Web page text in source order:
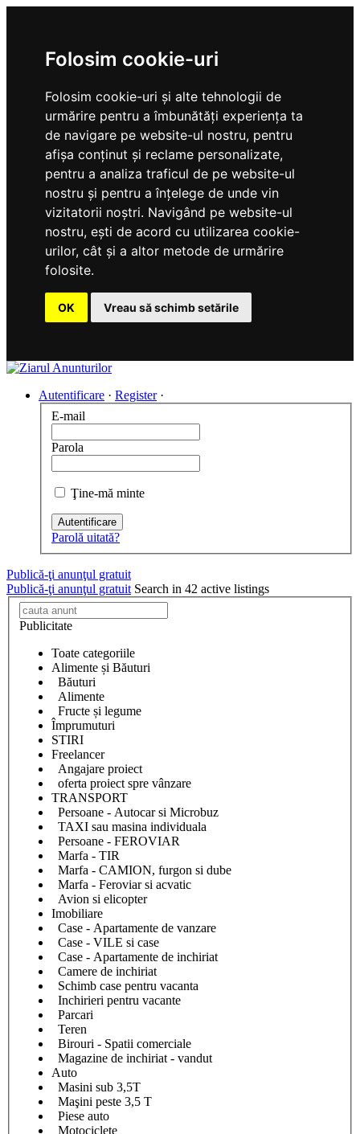
Folosim cookie-uri
Folosim cookie-uri și alte tehnologii de
urmărire pentru a îmbunătăți experiența ta
de navigare pe website-ul nostru, pentru
afișa conținut și reclame personalizate,
pentru a analiza traficul de pe website-ul
nostru și pentru a înțelege de unde vin
vizitatorii noștri. Navigând pe website-ul
nostru, ești de acord cu utilizarea cookie-
urilor, cât și a altor metode de urmărire
folosite.
OK Vreau să schimb setările
Autentificare · Register ·
E-mail
Parola
Ţine-mă minte
Autentificare
Parolă uitată?
Publică-ţi anunţul gratuit
Publică-ţi anunţul gratuit Search in 42 active listings
Publicitate
Toate categoriile
Alimente și Băuturi
Băuturi
Alimente
Fructe și legume
Împrumuturi
STIRI
Freelancer
Angajare proiect
oferta proiect spre vânzare
TRANSPORT
Persoane - Autocar si Microbuz
TAXI sau masina individuala
Persoane - FEROVIAR
Marfa - TIR
Marfa - CAMION, furgon si dube
Marfa - Feroviar si acvatic
Avion si elicopter
Imobiliare
Case - Apartamente de vanzare
Case - VILE si case
Case - Apartamente de inchiriat
Camere de inchiriat
Schimb case pentru vacanta
Inchirieri pentru vacante
Parcari
Teren
Birouri - Spatii comerciale
Magazine de inchiriat - vandut
Auto
Masini sub 3,5T
Maşini peste 3,5 T
Piese auto
Motociclete